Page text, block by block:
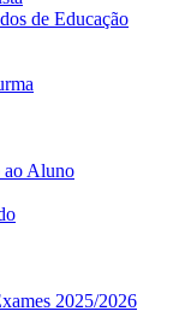
de Educação
ao Aluno
2025/2026